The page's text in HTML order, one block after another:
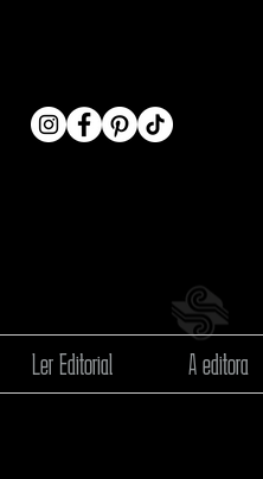
Ler Editorial A editora